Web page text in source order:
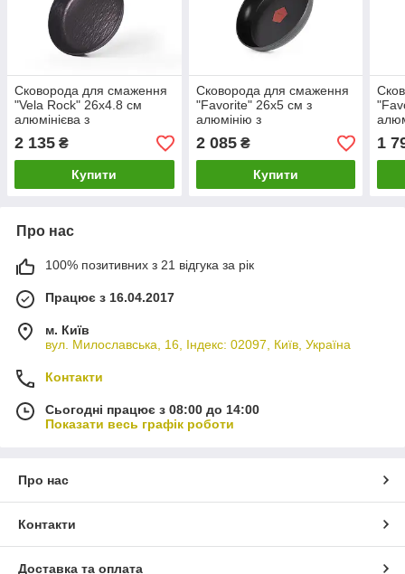
Сковорода для смаження
"Vela Rock" 26х4.8 см
алюмінієва з
антипригарним покриттям
Greblon C2 Fissman
2 135 ₴
Купити
Сковорода для смаження
"Favorite" 26х5 см з
алюмінію з
антипригарним покриттям
Greblon C2+ Fissman
2 085₴
Купити
1
Про нас
100% позитивних з 21 відгука за рік
Працює з 16.04.2017
м. Київ
вул. Милославська, 16, Індекс: 02097, Київ, Україна
Контакти
Сьогодні працює з 08:00 до 14:00
Показати весь графік роботи
Про нас
Контакти
Доставка та оплата